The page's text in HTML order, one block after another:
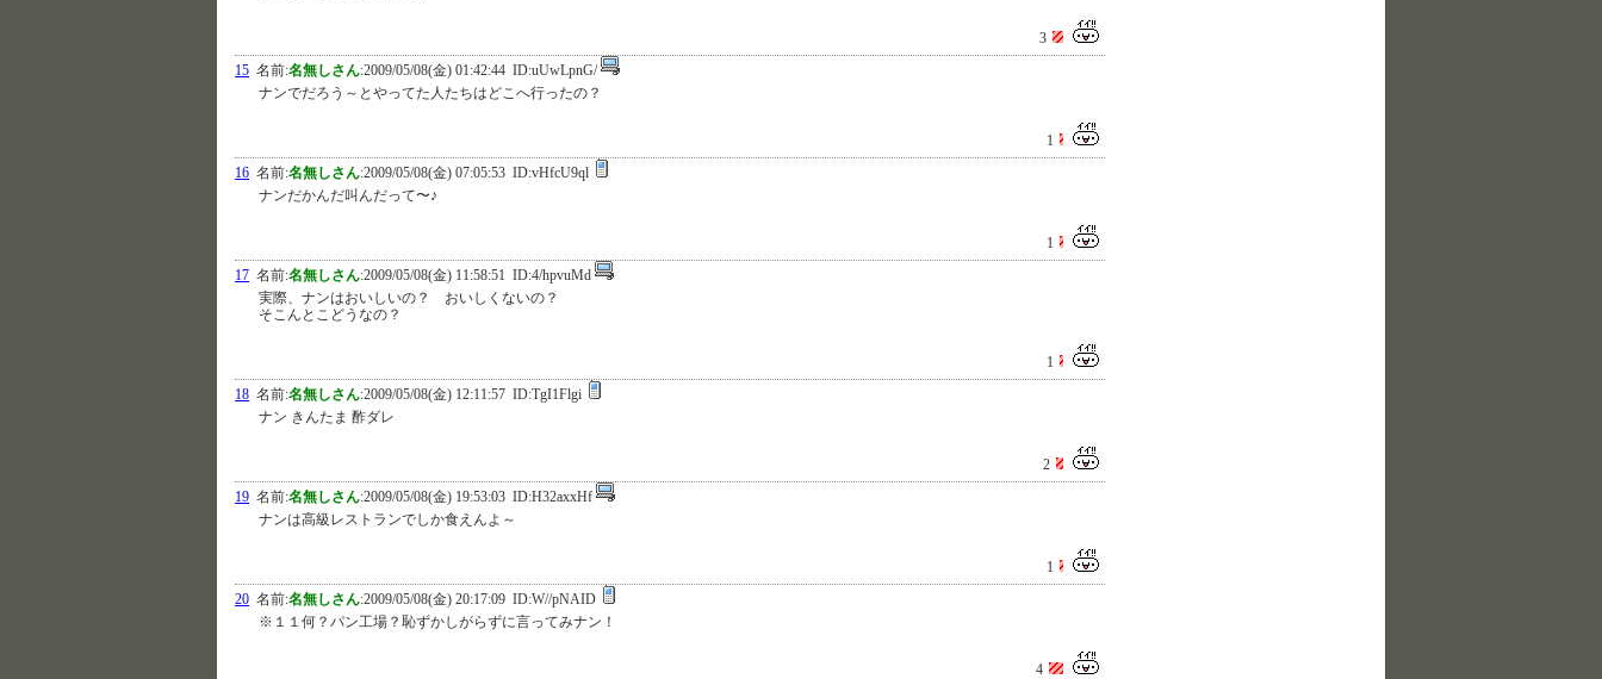
3
15 名前:名無しさん:2009/05/08(金) 01:42:44 ID:uUwLpnG/
ナンでだろう～とやってた人たちはどこへ行ったの？
1
16 名前:名無しさん:2009/05/08(金) 07:05:53 ID:vHfcU9ql
ナンだかんだ叫んだって〜♪
1
17 名前:名無しさん:2009/05/08(金) 11:58:51 ID:4/hpvuMd
実際、ナンはおいしいの？ おいしくないの？
そこんとこどうなの？
1
18 名前:名無しさん:2009/05/08(金) 12:11:57 ID:TgI1Flgi
ナン きんたま 酢ダレ
2
19 名前:名無しさん:2009/05/08(金) 19:53:03 ID:H32axxHf
ナンは高級レストランでしか食えんよ～
1
20 名前:名無しさん:2009/05/08(金) 20:17:09 ID:W//pNAID
※１１何？パン工場？恥ずかしがらずに言ってみナン！
4